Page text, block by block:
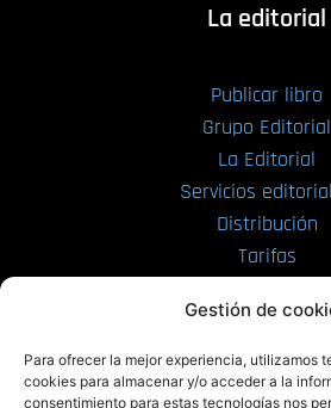
Gestión de
Para ofrecer la mejor experiencia, utilizamos
cookies para almacenar y/o acceder a la
consentimiento para estas tecnologías nos
La editorial
Publicar libro
Grupo Editorial
La Editorial
Servicios
Distribución
Tarifas